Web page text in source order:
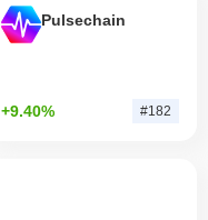
Pulsechain
+9.40% #182